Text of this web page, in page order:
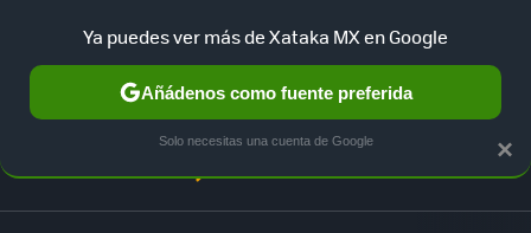
×
Ya puedes ver más de Xataka MX en Google
Añádenos como fuente preferida
Solo necesitas una cuenta de Google